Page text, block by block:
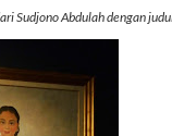
Sudjono Abdulah dengan